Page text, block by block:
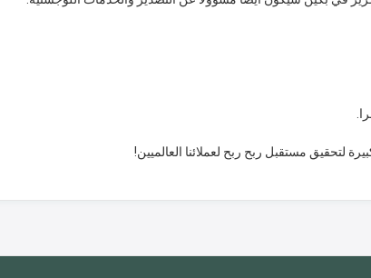
لتحقيق مستقبل ربح ربح لعملائنا العالميين!